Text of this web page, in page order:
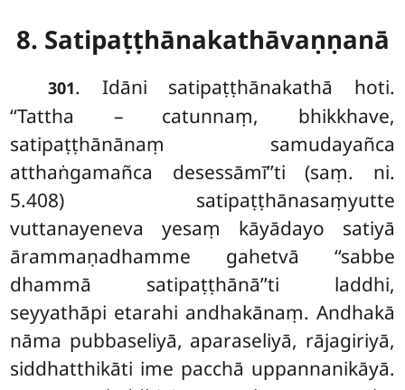
8. Satipaṭṭhānakathāvaṇṇanā
301. Idāni satipaṭṭhānakathā hoti.
‘‘Tattha – catunnaṃ, bhikkhave,
satipaṭṭhānānaṃ samudayañca
atthaṅgamañca desessāmī’’ti (saṃ. ni.
5.408) satipaṭṭhānasaṃyutte
vuttanayeneva yesaṃ kāyādayo satiyā
ārammaṇadhamme gahetvā ‘‘sabbe
dhammā satipaṭṭhānā’’ti laddhi,
seyyathāpi etarahi andhakānaṃ. Andhakā
nāma pubbaseliyā, aparaseliyā, rājagiriyā,
siddhatthikāti ime pacchā uppannanikāyā.